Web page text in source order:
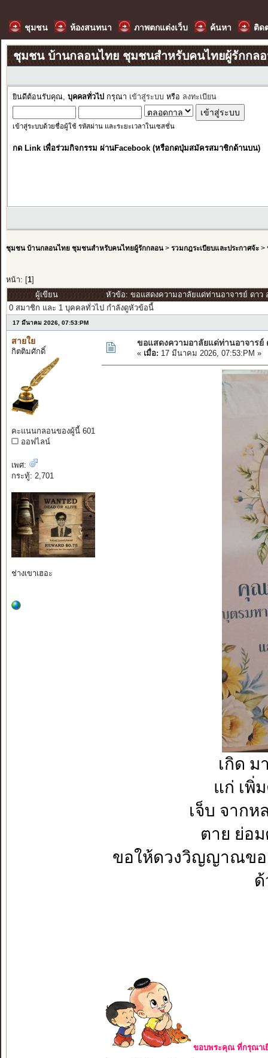
ชุมชน ห้องสนทนา ภาพตกแต่งเว็บ ค้นหา ติด
ชุมชน บ้านกลอนไทย ชุมชนสำหรับคนไทยผู้รักกล
ยินดีต้อนรับคุณ, บุคคลทั่วไป กรุณา เข้าสู่ระบบ หรือ ลงทะเบียน
เข้าสู่ระบบด้วยชื่อผู้ใช้ รหัสผ่าน และระยะเวลาในเซสชั่น
กด Link เพื่อร่วมกิจกรรม ผ่านFacebook (หรือกดปุ่มสมัครสมาชิกด้านบน)
ชุมชน บ้านกลอนไทย ชุมชนสำหรับคนไทยผู้รักกลอน> รวมกฎระเบียบและประกาศจ้ะ>
หน้า: [ 1]
ผู้เขียน
หัวข้อ: ขอแสดงความอาลัยแด่ท่านอาจารย์ ดาว
0 สมาชิก และ 1 บุคคลทั่วไป กำลังดูหัวข้อนี้
17 มีนาคม 2026, 07:53:PM
สายใย
กิตติมศักดิ์
คะแนนกลอนของผู้นี้ 601
ออฟไลน์
เพศ:
กระทู้: 2,701
ช่างเขาเฮอะ
ขอแสดงความอาลัยแด่ท่านอาจารย์
« เมื่อ: 17 มีนาคม 2026, 07:53:PM »
เกิด
แก่ เ
เจ็บ จาก
ตาย ย่อ
ขอให้ดวงวิญญาณขอ
ขอบพระคุณ ที่กรุณาเ